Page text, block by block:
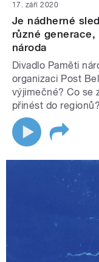
17. září 2020
Je nádherné
různé generace,
národa
Divadlo Paměti
organizaci Post
výjimečné? Co se
přinést do regionů?